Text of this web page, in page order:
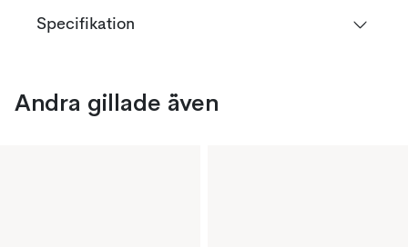
Specifikation
Andra gillade även